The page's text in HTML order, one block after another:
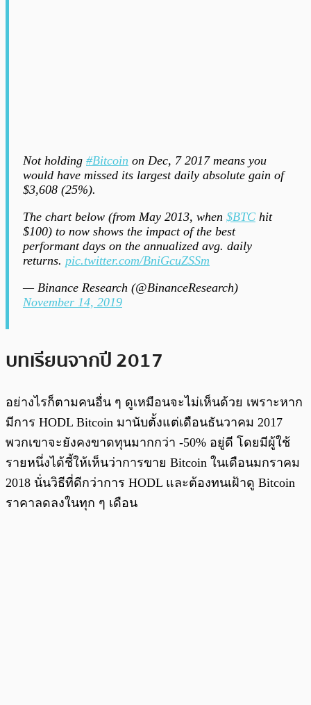
Not holding #Bitcoin on Dec, 7 2017 means you
would have missed its largest daily absolute gain of
$3,608 (25%).
The chart below (from May 2013, when $BTC hit
$100) to now shows the impact of the best
performant days on the annualized avg. daily
returns. pic.twitter.com/BniGcuZSSm
— Binance Research (@BinanceResearch)
November 14, 2019
บทเรียนจากปี 2017
อย่างไรก็ตามคนอื่น ๆ ดูเหมือนจะไม่เห็นด้วย เพราะหาก
มีการ HODL Bitcoin มานับตั้งแต่เดือนธันวาคม 2017
พวกเขาจะยังคงขาดทุนมากกว่า -50% อยู่ดี โดยมีผู้ใช้
รายหนึ่งได้ชี้ให้เห็นว่าการขาย Bitcoin ในเดือนมกราคม
2018 นั่นวิธีที่ดีกว่าการ HODL และต้องทนเฝ้าดู Bitcoin
ราคาลดลงในทุก ๆ เดือน